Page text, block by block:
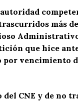
más
que hice
vencimiento
CNE y de no